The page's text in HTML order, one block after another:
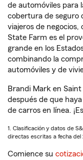
de automóviles para
cobertura de seguro
viajeros de
State Farm es el
grande en los
combinando la
automóviles y de
Brandi Mark en
después de que
de carros en línea.
1. Clasificación y datos de
directas escritas a fecha del
Comience su